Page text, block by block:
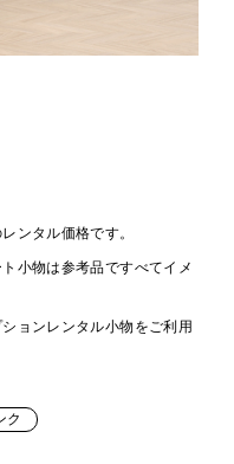
ンタル価格です。
小物は参考品ですべてイメ
ョンレンタル小物をご利用
ク